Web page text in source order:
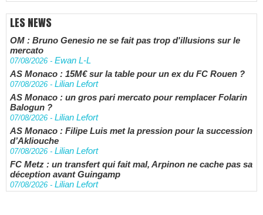
LES NEWS
OM : Bruno Genesio ne se fait pas trop d'illusions sur le
mercato
07/08/2026 - Ewan L-L
AS Monaco : 15M€ sur la table pour un ex du FC Rouen ?
07/08/2026 - Lilian Lefort
AS Monaco : un gros pari mercato pour remplacer Folarin
Balogun ?
07/08/2026 - Lilian Lefort
AS Monaco : Filipe Luis met la pression pour la succession
d’Akliouche
07/08/2026 - Lilian Lefort
FC Metz : un transfert qui fait mal, Arpinon ne cache pas sa
déception avant Guingamp
07/08/2026 - Lilian Lefort